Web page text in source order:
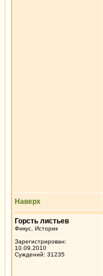
Наверх
Горсть листьев
Фикус, Историк
Зарегистрирован:
10.09.2010
Суждений: 31235